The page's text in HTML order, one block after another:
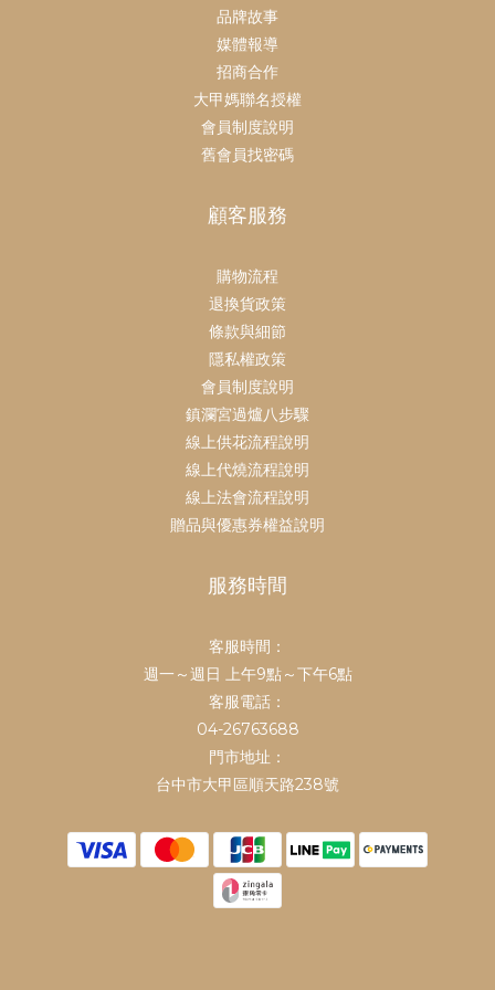
品牌故事
媒體報導
招商合作
大甲媽聯名授權
會員制度說明
舊會員找密碼
顧客服務
購物流程
退換貨政策
條款與細節
隱私權政策
會員制度說明
鎮瀾宮過爐八步驟
線上供花流程說明
線上代燒流程說明
線上法會流程說明
贈品與優惠券權益說明
服務時間
客服時間：
週一～週日 上午9點～下午6點
客服電話：
04-26763688
門市地址：
台中市大甲區順天路238號
鎮瀾買足
鎮瀾宮中元祭不要錯過
👉https://mazubuy.tw/fsTKX
中元代拜、不必自己忙
👉https://mazubuy.tw/Gur1W
鎮瀾宮中元超渡亡者
👉https://mazubuy.tw/AbSAp
地官赦罪中元大補財庫
👉https://mazubuy.tw/dfY3i